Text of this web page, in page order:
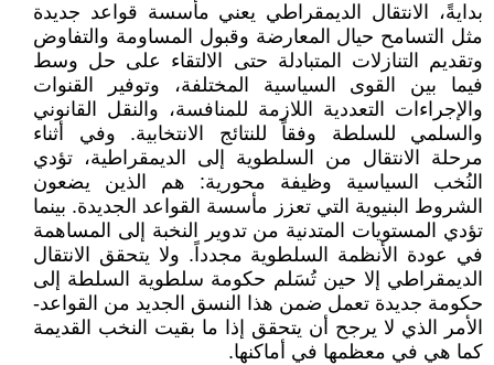
بدايةً، الانتقال الديمقراطي يعني مأسسة قواعد جديدة
مثل التسامح حيال المعارضة وقبول المساومة والتفاوض
وتقديم التنازلات المتبادلة حتى الالتقاء على حل وسط
فيما بين القوى السياسية المختلفة، وتوفير القنوات
والإجراءات التعددية اللازمة للمنافسة، والنقل القانوني
والسلمي للسلطة وفقاً للنتائج الانتخابية. وفي أثناء
مرحلة الانتقال من السلطوية إلى الديمقراطية، تؤدي
النُخب السياسية وظيفة محورية: هم الذين يضعون
الشروط البنيوية التي تعزز مأسسة القواعد الجديدة. بينما
تؤدي المستويات المتدنية من تدوير النخبة إلى المساهمة
في عودة الأنظمة السلطوية مجدداً. ولا يتحقق الانتقال
الديمقراطي إلا حين تُسَلم حكومة سلطوية السلطة إلى
حكومة جديدة تعمل ضمن هذا النسق الجديد من القواعد-
الأمر الذي لا يرجح أن يتحقق إذا ما بقيت النخب القديمة
كما هي في معظمها في أماكنها.